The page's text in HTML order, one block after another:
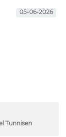
05-06-2026
Tunnisen